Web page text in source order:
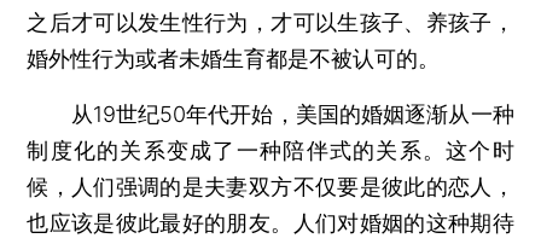
之后才可以发生性行为，才可以生孩子、养孩子，
婚外性行为或者未婚生育都是不被认可的。
从19世纪50年代开始，美国的婚姻逐渐从一种
制度化的关系变成了一种陪伴式的关系。这个时
候，人们强调的是夫妻双方不仅要是彼此的恋人，
也应该是彼此最好的朋友。人们对婚姻的这种期待